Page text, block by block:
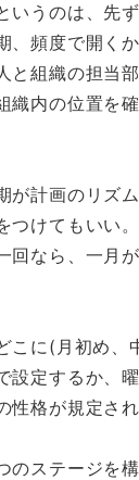
いうのは、先
、頻度で開く
と組織の担当
織内の位置を
が計画のリズ
つけてもいい。
回なら、一月
こに(月初め、
設定するか、
性格が規定され
のステージを